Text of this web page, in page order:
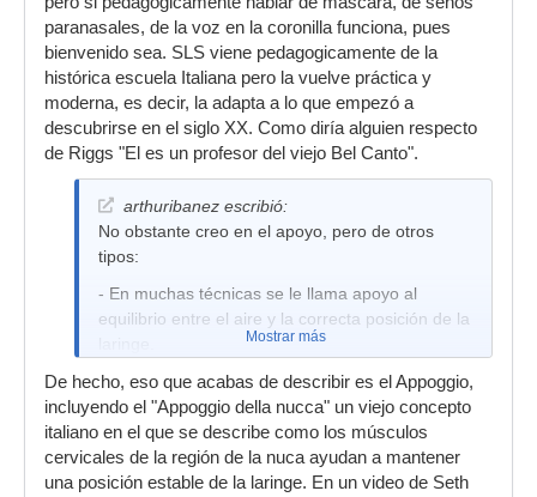
paranasales, de la voz en la coronilla funciona, pues
bienvenido sea. SLS viene pedagogicamente de la
histórica escuela Italiana pero la vuelve práctica y
moderna, es decir, la adapta a lo que empezó a
descubrirse en el siglo XX. Como diría alguien respecto
de Riggs "El es un profesor del viejo Bel Canto".
arthuribanez escribió:
No obstante creo en el apoyo, pero de otros
tipos:
- En muchas técnicas se le llama apoyo al
equilibrio entre el aire y la correcta posición de la
- El anclaje, que para nada tiene que ver con el
diafragma.
Mostrar más
De hecho, eso que acabas de describir es el Appoggio,
incluyendo el "Appoggio della nucca" un viejo concepto
italiano en el que se describe como los músculos
cervicales de la región de la nuca ayudan a mantener
una posición estable de la laringe. En un video de Seth